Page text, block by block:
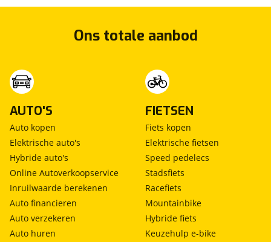
Ons totale aanbod
AUTO'S
Auto kopen
Elektrische auto's
Hybride auto's
Online Autoverkoopservice
Inruilwaarde berekenen
Auto financieren
Auto verzekeren
Auto huren
FIETSEN
Fiets kopen
Elektrische fietsen
Speed pedelecs
Stadsfiets
Racefiets
Mountainbike
Hybride fiets
Keuzehulp e-bike